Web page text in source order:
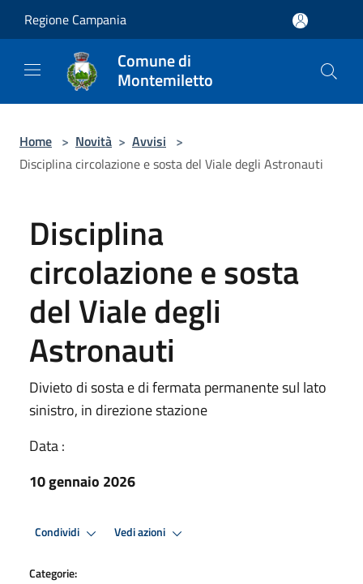
Regione Campania
Comune di
Montemiletto
Home > Novità > Avvisi >
Disciplina circolazione e sosta del Viale degli Astronauti
Disciplina
circolazione e sosta
del Viale degli
Astronauti
Divieto di sosta e di fermata permanente sul lato
sinistro, in direzione stazione
Data :
10 gennaio 2026
Condividi Vedi azioni
Categorie: